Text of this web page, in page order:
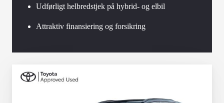
Udførligt helbredstjek på hybrid- og elbil
Attraktiv finansiering og forsikring